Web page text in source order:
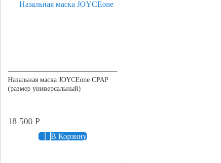
Назальная маска JOYCEone CPAP
(размер универсальный)
18 500 Р
В Корзину